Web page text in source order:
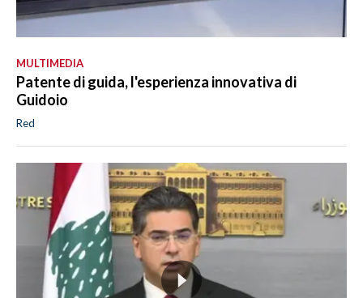
MULTIMEDIA
Patente di guida, l'esperienza innovativa di
Guidoio
Red